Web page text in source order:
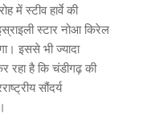
में स्टीव हार्वे की
स्टार नोआ किरेल
इससे भी ज्यादा
रहा है कि चंडीगढ़ की
सौंदर्य